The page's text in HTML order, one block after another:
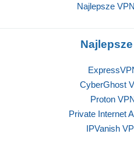
Najlepsze
CyberGhost
Proton
Private Internet
IPVanish